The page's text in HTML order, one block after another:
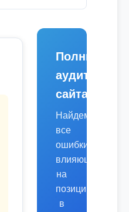
Полный
аудит
сайта
Найдем
все
ошибки,
влияющие
на
позиции
в